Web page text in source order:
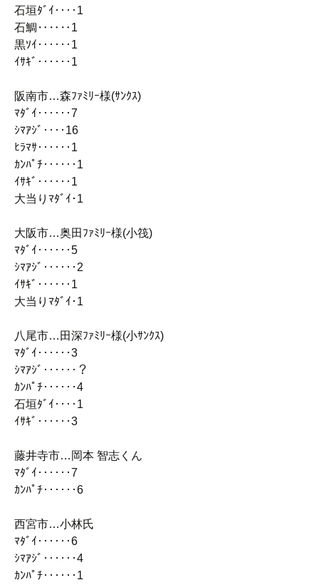
石垣ﾀﾞｲ‥‥1
石鯛‥‥‥1
黒ｿｲ‥‥‥1
ｲｻｷﾞ‥‥‥1
阪南市…森ﾌｧﾐﾘｰ様(ｻﾝｸｽ)
ﾏﾀﾞｲ‥‥‥7
ｼﾏｱｼﾞ‥‥16
ﾋﾗﾏｻ‥‥‥1
ｶﾝﾊﾟﾁ‥‥‥1
ｲｻｷﾞ‥‥‥1
大当りﾏﾀﾞｲ･1
大阪市…奥田ﾌｧﾐﾘｰ様(小筏)
ﾏﾀﾞｲ‥‥‥5
ｼﾏｱｼﾞ‥‥‥2
ｲｻｷﾞ‥‥‥1
大当りﾏﾀﾞｲ･1
八尾市…田深ﾌｧﾐﾘｰ様(小ｻﾝｸｽ)
ﾏﾀﾞｲ‥‥‥3
ｼﾏｱｼﾞ‥‥‥？
ｶﾝﾊﾟﾁ‥‥‥4
石垣ﾀﾞｲ‥‥1
ｲｻｷﾞ‥‥‥3
藤井寺市…岡本 智志くん
ﾏﾀﾞｲ‥‥‥7
ｶﾝﾊﾟﾁ‥‥‥6
西宮市…小林氏
ﾏﾀﾞｲ‥‥‥6
ｼﾏｱｼﾞ‥‥‥4
ｶﾝﾊﾟﾁ‥‥‥1